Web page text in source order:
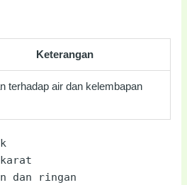
Keterangan
terhadap air dan kelembapan
dan ringan